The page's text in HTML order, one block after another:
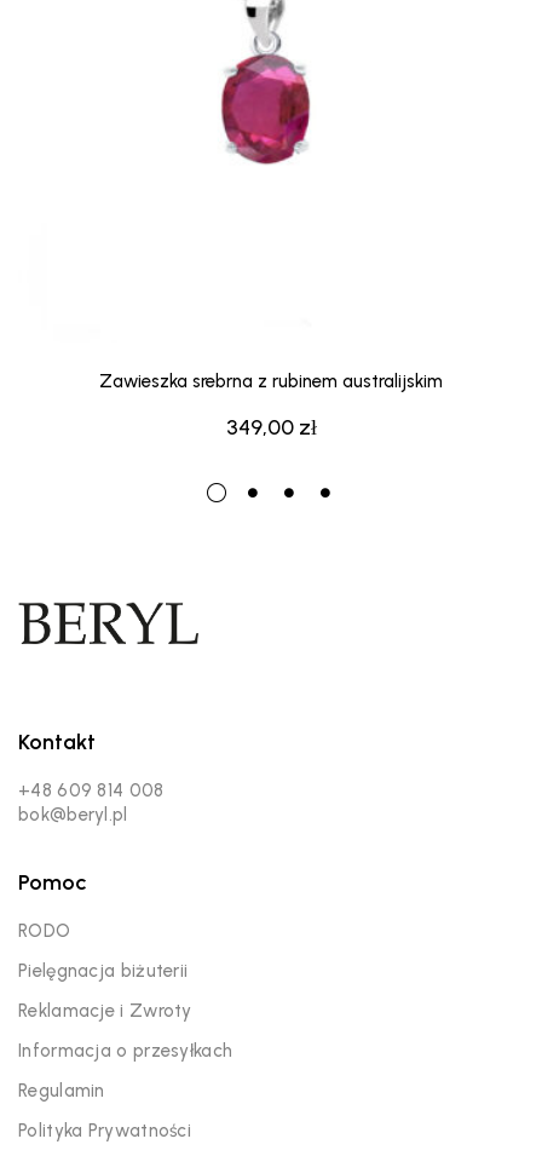
349,00 zł
Zawieszka srebrna z rubinem australijskim
Kontakt
+48 609 814 008
bok@beryl.pl
Pomoc
RODO
Pielęgnacja biżuterii
Reklamacje i Zwroty
Informacja o przesyłkach
Regulamin
Polityka Prywatności